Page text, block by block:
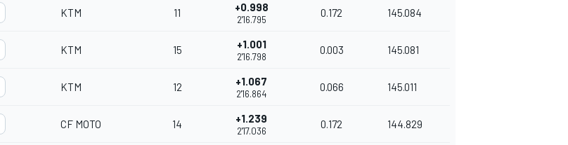
KTM 11 +0.998
2'16.795
0.172 145.084
KTM 15 +1.001
2'16.798
0.003 145.081
KTM 12 +1.067
2'16.864
0.066 145.011
CF MOTO 14 +1.239
2'17.036
0.172 144.829